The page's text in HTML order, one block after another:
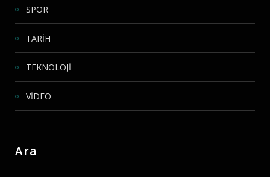
SPOR
TARİH
TEKNOLOJİ
VİDEO
Ara